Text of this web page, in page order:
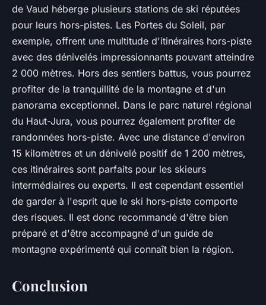
de Vaud héberge plusieurs stations de ski réputées
pour leurs hors-pistes. Les Portes du Soleil, par
exemple, offrent une multitude d'itinéraires hors-piste
avec des dénivelés impressionnants pouvant atteindre
2 000 mètres. Hors des sentiers battus, vous pourrez
profiter de la tranquillité de la montagne et d'un
panorama exceptionnel. Dans le parc naturel régional
du Haut-Jura, vous pourrez également profiter de
randonnées hors-piste. Avec une distance d'environ
15 kilomètres et un dénivelé positif de 1 200 mètres,
ces itinéraires sont parfaits pour les skieurs
intermédiaires ou experts. Il est cependant essentiel
de garder à l'esprit que le ski hors-piste comporte
des risques. Il est donc recommandé d'être bien
préparé et d'être accompagné d'un guide de
montagne expérimenté qui connaît bien la région.
Conclusion